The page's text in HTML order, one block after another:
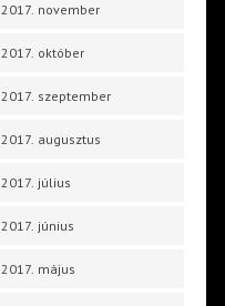
2017. november
2017. október
2017. szeptember
2017. augusztus
2017. július
2017. június
2017. május